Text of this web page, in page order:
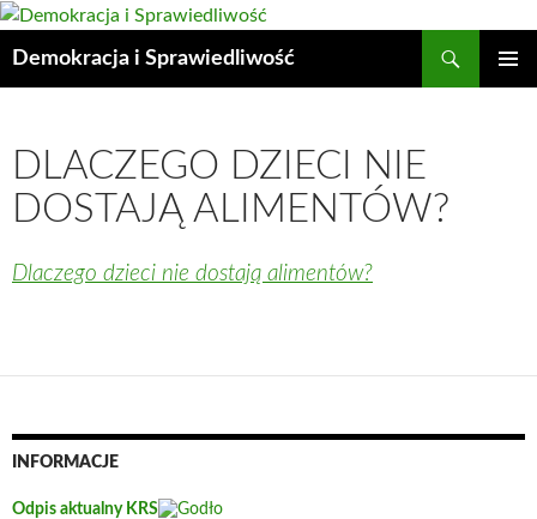
Przejdź
treści
Demokracja i Sprawiedliwość
DLACZEGO DZIECI NIE
DOSTAJĄ ALIMENTÓW?
Dlaczego dzieci nie dostają alimentów?
INFORMACJE
Odpis aktualny KRS